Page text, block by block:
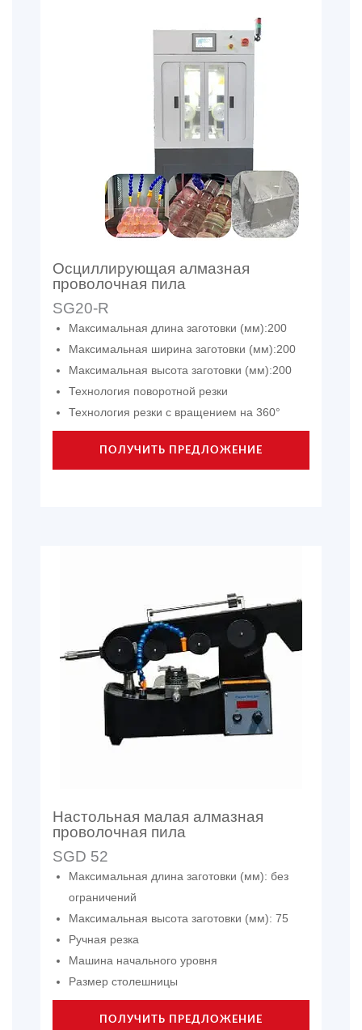
Осциллирующая алмазная
проволочная пила
SG20-R
Максимальная длина заготовки (мм):200
Максимальная ширина заготовки (мм):200
Максимальная высота заготовки (мм):200
Технология поворотной резки
Технология резки с вращением на 360°
ПОЛУЧИТЬ ПРЕДЛОЖЕНИЕ
Настольная малая алмазная
проволочная пила
SGD 52
Максимальная длина заготовки (мм): без
ограничений
Максимальная высота заготовки (мм): 75
Ручная резка
Машина начального уровня
Размер столешницы
ПОЛУЧИТЬ ПРЕДЛОЖЕНИЕ